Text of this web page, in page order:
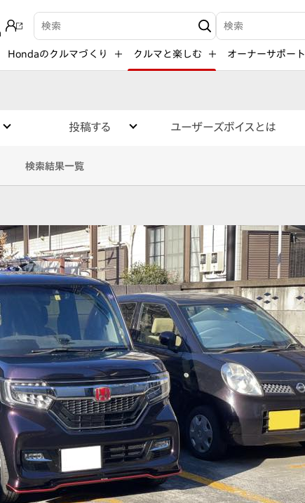
検索キーワード入力 検索キーワード入力
Hondaのクルマづくり クルマと楽しむ オーナーサポート
投稿する ユーザーズボイスとは
検索結果一覧